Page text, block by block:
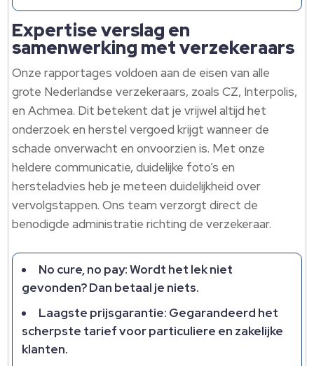
Expertise verslag en
samenwerking met verzekeraars
Onze rapportages voldoen aan de eisen van alle
grote Nederlandse verzekeraars, zoals CZ, Interpolis,
en Achmea.​ Dit betekent dat je vrijwel altijd het
onderzoek en herstel vergoed krijgt wanneer de
schade onverwacht en onvoorzien is.​ Met onze
heldere communicatie, duidelijke foto’s en
hersteladvies heb je meteen duidelijkheid over
vervolgstappen.​ Ons team verzorgt direct de
benodigde administratie richting de verzekeraar.​
No cure, no pay: Wordt het lek niet
gevonden? Dan betaal je niets.​
Laagste prijsgarantie: Gegarandeerd het
scherpste tarief voor particuliere en zakelijke
klanten.​